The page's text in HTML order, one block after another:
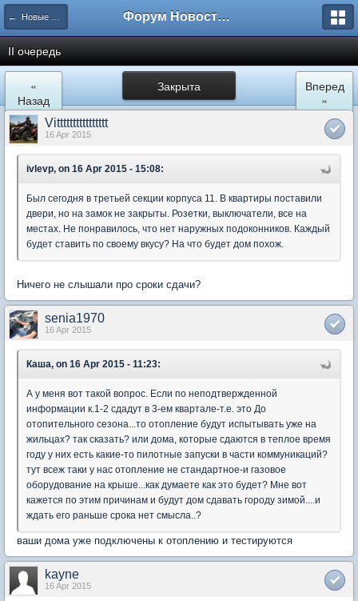
← Новые Водники Форум Новостройки
II очередь
Закрыта
«
Назад
Вперед
»
Vitttttttttttttttt
16 Apr 2015
ivlevp, on 16 Apr 2015 - 15:08:
Был сегодня в третьей секции корпуса 11. В квартиры поставили
двери, но на замок не закрыты. Розетки, выключатели, все на
местах. Не понравилось, что нет наружных подоконников. Каждый
будет ставить по своему вкусу? На что будет дом похож.
Ничего не слышали про сроки сдачи?
senia1970
16 Apr 2015
Каша, on 16 Apr 2015 - 11:23:
А у меня вот такой вопрос. Если по неподтвержденной
информации к.1-2 сдадут в 3-ем квартале-т.е. это До
отопительного сезона...то отопление будут испытывать уже на
жильцах? так сказать? или дома, которые сдаются в теплое время
году у них есть какие-то пилотные запуски в части коммуникаций?
тут всеж таки у нас отопление не стандартное-и газовое
оборудование на крыше...как думаете как это будет? Мне вот
кажется по этим причинам и будут дом сдавать городу зимой....и
ждать его раньше срока нет смысла..?
ваши дома уже подключены к отоплению и тестируются
kayne
16 Apr 2015